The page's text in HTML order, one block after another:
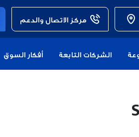
مركز الاتصال والدعم
الشركات التابعة أفكار السوق